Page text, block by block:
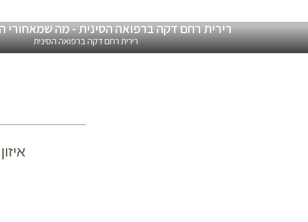
רירית רחם דקה ברפואה הסינית - מה שמאחורי
רירית רחם דקה ברפואה הסינית